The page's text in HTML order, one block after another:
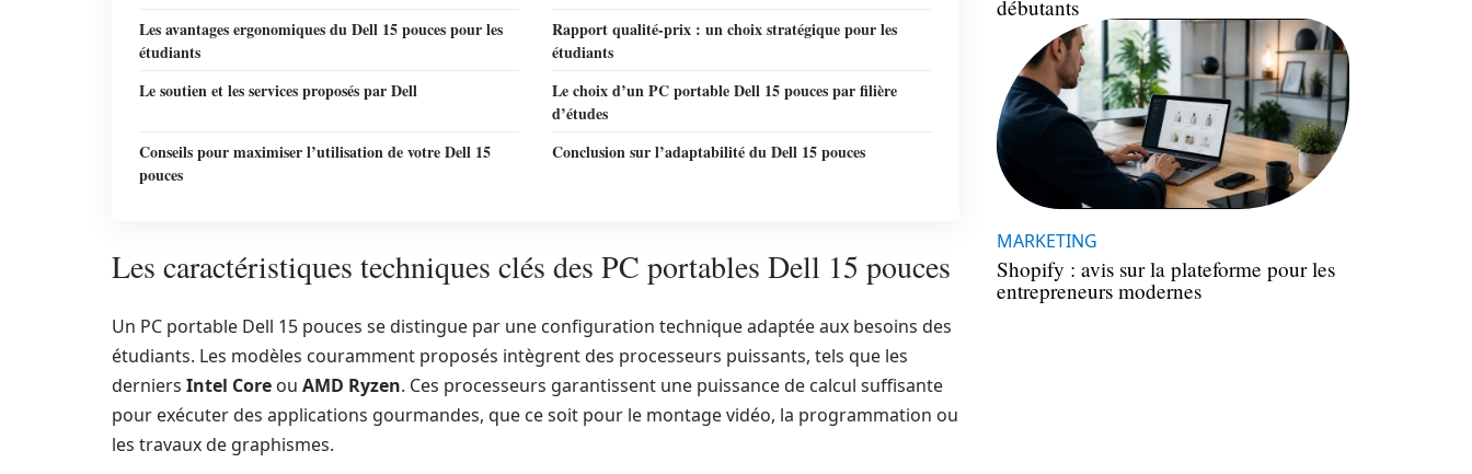
Les avantages ergonomiques du Dell 15 pouces pour les
étudiants
Rapport qualité-prix : un choix stratégique pour les
étudiants
Le soutien et les services proposés par Dell
Le choix d’un PC portable Dell 15 pouces par filière
d’études
Conseils pour maximiser l’utilisation de votre Dell 15
pouces
Conclusion sur l’adaptabilité du Dell 15 pouces
Les caractéristiques techniques clés des PC portables Dell 15 pouces
Un PC portable Dell 15 pouces se distingue par une configuration technique adaptée aux besoins des
étudiants. Les modèles couramment proposés intègrent des processeurs puissants, tels que les
derniers Intel Core ou AMD Ryzen. Ces processeurs garantissent une puissance de calcul suffisante
pour exécuter des applications gourmandes, que ce soit pour le montage vidéo, la programmation ou
les travaux de graphismes.
débutants
MARKETING
Shopify : avis sur la plateforme pour les
entrepreneurs modernes